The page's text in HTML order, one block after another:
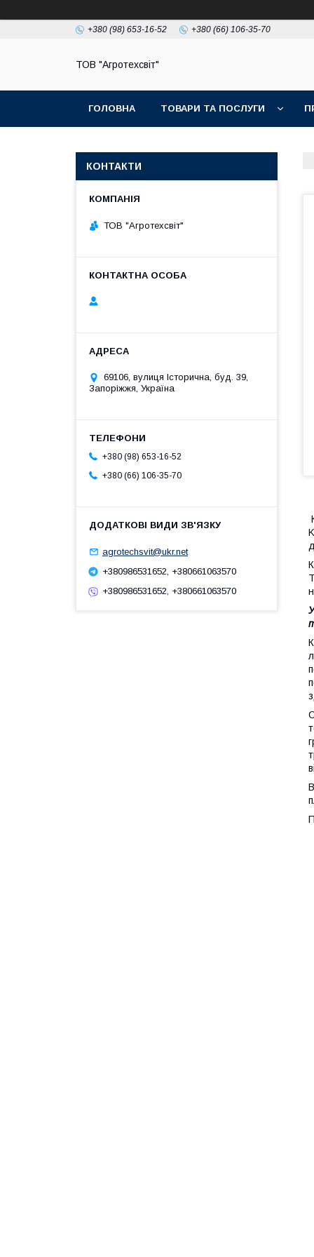
+380 (98) 653-16-52 +380 (66) 106-35-70
ТОВ "Агротехсвіт"
ГОЛОВНА ТОВАРИ ТА ПОСЛУГИ
КОНТАКТИ
ТОВ "Агротехсвіт"
69106, вулиця Історична, буд. 39,
Запоріжжя, Україна
+380 (98) 653-16-52
+380 (66) 106-35-70
agrotechsvit@ukr.net
+380986531652, +380661063570
+380986531652, +380661063570